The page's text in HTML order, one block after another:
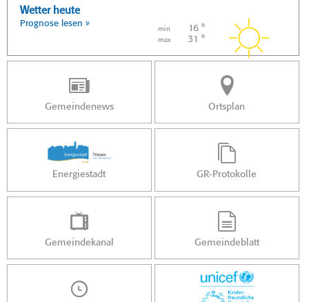
Wetter heute
Prognose lesen »
min 16 °
max 31 °
Gemeindenews Ortsplan
Energiestadt GR-Protokolle
Gemeindekanal Gemeindeblatt